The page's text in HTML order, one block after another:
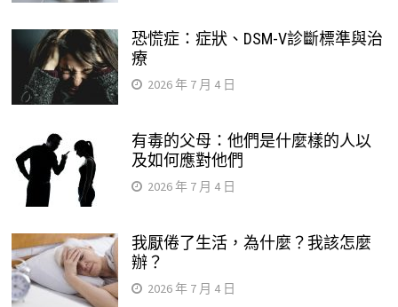
恐慌症：症狀、DSM-V診斷標準與治
療
2026 年 7 月 4 日
有毒的父母：他們是什麼樣的人以
及如何應對他們
2026 年 7 月 4 日
我厭倦了生活，為什麼？我該怎麼
辦？
2026 年 7 月 4 日